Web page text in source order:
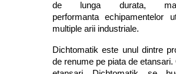
de lunga durata,
performanta echipamentelor
multiple arii industriale.
Dichtomatik este unul dintre
de renume pe piata de etansari.